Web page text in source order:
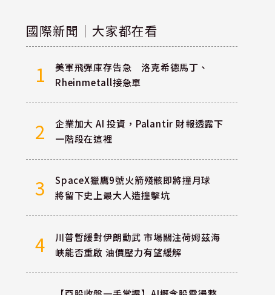
國際新聞｜大家都在看
1
美軍飛彈庫存告急 洛克希德馬丁、
Rheinmetall接急單
2
企業加大 AI 投資，Palantir 財報透露下
一階段在這裡
3
SpaceX獵鷹9號火箭殘骸即將撞月球
將留下史上最大人造撞擊坑
4
川普暫緩對伊朗動武 市場關注荷姆茲海
峽能否重啟 油價壓力有望緩解